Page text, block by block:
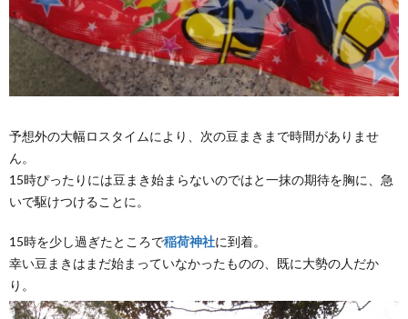
予想外の大幅ロスタイムにより、次の豆まきまで時間がありませ
ん。
15時ぴったりには豆まき始まらないのではと一抹の期待を胸に、急
いで駆けつけることに。
15時を少し過ぎたところで稲荷神社に到着。
幸い豆まきはまだ始まっていなかったものの、既に大勢の人だか
り。